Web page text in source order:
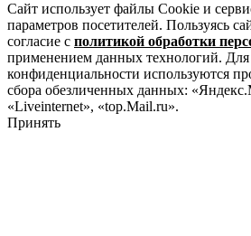
Сайт использует файлы Cookie и
параметров посетителей. Пользуясь
согласие с политикой обработки
применением данных технологий.
конфиденциальности используются
сбора обезличенных данных:
«Liveinternet», «top.Mail.ru».
Принять